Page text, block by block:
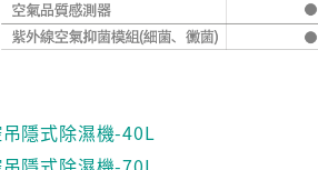
隱式除濕機-40L